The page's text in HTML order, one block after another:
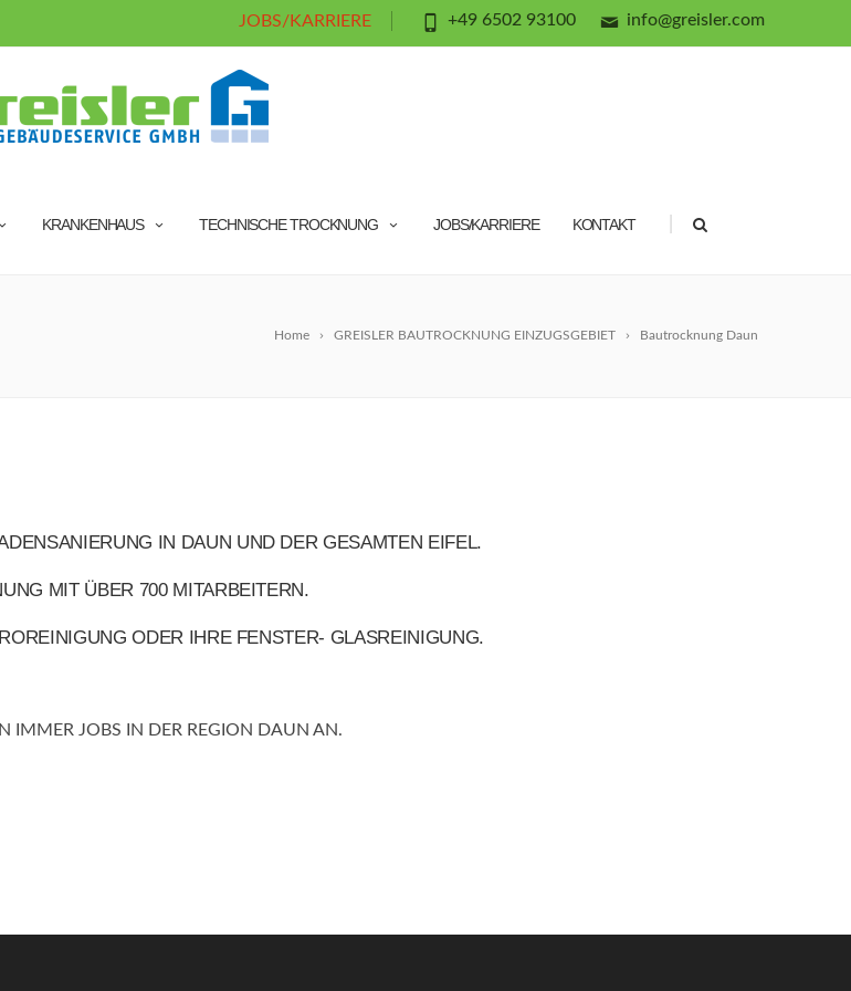
info@greisler.com
+49 6502 93100
JOBS/KARRIERE
KRANKENHAUS TECHNISCHE TROCKNUNG JOBS/KARRIERE KONTAKT
Home GREISLER BAUTROCKNUNG EINZUGSGEBIET Bautrocknung Daun
IN DAUN UND DER GESAMTEN EIFEL.
MIT ÜBER 700 MITARBEITERN.
ODER IHRE FENSTER- GLASREINIGUNG.
IMMER JOBS IN DER REGION DAUN AN.